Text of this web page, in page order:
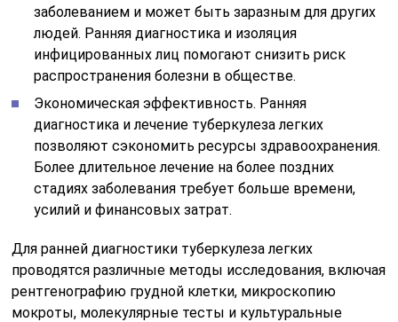
заболеванием и может быть заразным для других
людей. Ранняя диагностика и изоляция
инфицированных лиц помогают снизить риск
распространения болезни в обществе.
Экономическая эффективность. Ранняя
диагностика и лечение туберкулеза легких
позволяют сэкономить ресурсы здравоохранения.
Более длительное лечение на более поздних
стадиях заболевания требует больше времени,
усилий и финансовых затрат.
Для ранней диагностики туберкулеза легких
проводятся различные методы исследования, включая
рентгенографию грудной клетки, микроскопию
мокроты, молекулярные тесты и культуральные